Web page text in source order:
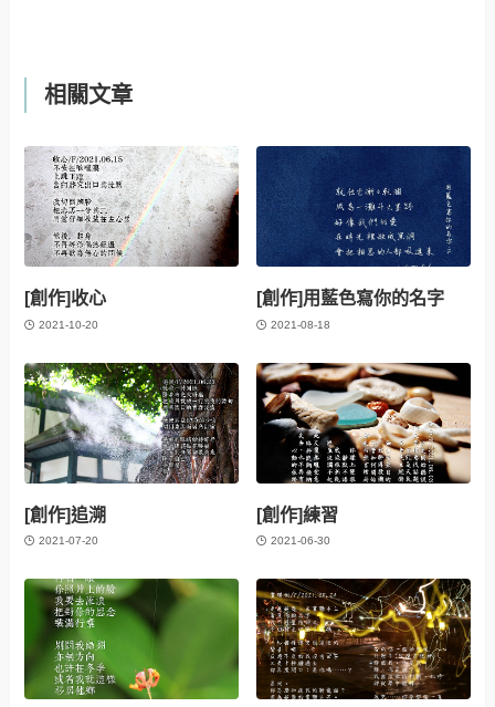
相關文章
[創作]收心
2021-10-20
[創作]用藍色寫你的名字
2021-08-18
[創作]追溯
2021-07-20
[創作]練習
2021-06-30